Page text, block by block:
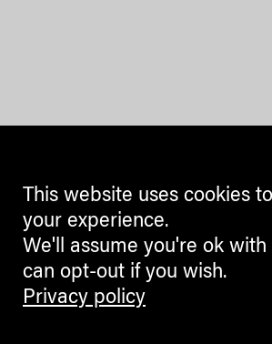
This website uses cookies
your experience.
We'll assume you're ok
can opt-out if you wish.
Privacy policy